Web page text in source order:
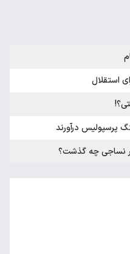
استقلال
پرسپولیس درآورند
نساجی چه گذشت؟